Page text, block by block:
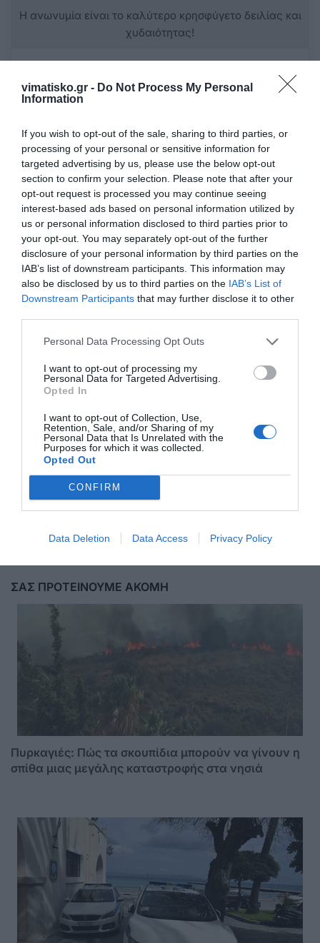
vimatisko.gr - Do Not Process My Personal
Information
If you wish to opt-out of the sale, sharing to third parties, or
processing of your personal or sensitive information for
targeted advertising by us, please use the below opt-out
section to confirm your selection. Please note that after your
opt-out request is processed you may continue seeing
interest-based ads based on personal information utilized by
us or personal information disclosed to third parties prior to
your opt-out. You may separately opt-out of the further
disclosure of your personal information by third parties on the
IAB’s list of downstream participants. This information may
also be disclosed by us to third parties on the IAB’s List of
Downstream Participants that may further disclose it to other
Personal Data Processing Opt Outs
I want to opt-out of processing my
Personal Data for Targeted Advertising.
Opted In
I want to opt-out of Collection, Use,
Retention, Sale, and/or Sharing of my
Personal Data that Is Unrelated with the
Purposes for which it was collected.
Opted Out
CONFIRM
Data Deletion Data Access Privacy Policy
Η ανωνυμία είναι το καλύτερο κρησφύγετο δειλίας και
χυδαιότητας!
Πρόσθεσε ένα σχόλιο
ΟΝΟΜΑ
ΤΙΤΛΟΣ
ΣΧΟΛΙΟ
Αποστολή
ΣΑΣ ΠΡΟΤΕΙΝΟΥΜΕ ΑΚΟΜΗ
Πυρκαγιές: Πώς τα σκουπίδια μπορούν να γίνουν η
σπίθα μιας μεγάλης καταστροφής στα νησιά